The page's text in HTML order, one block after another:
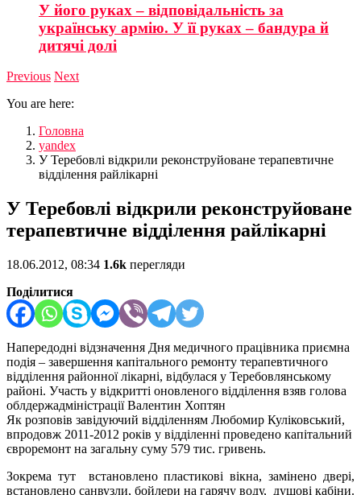
У його руках – відповідальність за
українську армію. У її руках – бандура й
дитячі долі
Previous Next
You are here:
Головна
yandex
У Теребовлі відкрили реконструйоване терапевтичне
відділення райлікарні
У Теребовлі відкрили реконструйоване
терапевтичне відділення райлікарні
18.06.2012, 08:34 1.6k перегляди
Поділитися
Напередодні відзначення Дня медичного працівника приємна
подія – завершення капітального ремонту терапевтичного
відділення районної лікарні, відбулася у Теребовлянському
районі. Участь у відкритті оновленого відділення взяв голова
облдержадміністрації Валентин Хоптян
Як розповів завідуючий відділенням Любомир Куліковський,
впродовж 2011-2012 років у відділенні проведено капітальний
євроремонт на загальну суму 579 тис. гривень.
Зокрема тут встановлено пластикові вікна, замінено двері,
встановлено санвузли, бойлери на гарячу воду, душові кабіни.